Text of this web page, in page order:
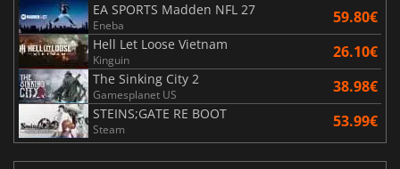
EA SPORTS Madden NFL 27
Eneba 59.80€
Hell Let Loose Vietnam
Kinguin 26.10€
The Sinking City 2
Gamesplanet US 38.98€
STEINS;GATE RE BOOT
Steam 53.99€